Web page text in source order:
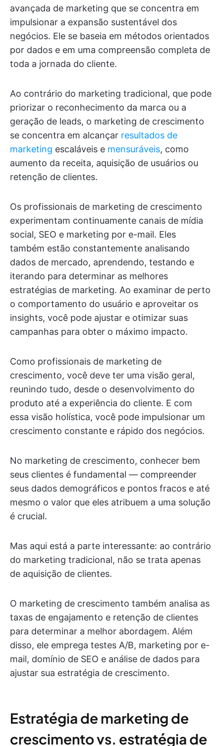
avançada de marketing que se concentra em
impulsionar a expansão sustentável dos
negócios. Ele se baseia em métodos orientados
por dados e em uma compreensão completa de
toda a jornada do cliente.
Ao contrário do marketing tradicional, que pode
priorizar o reconhecimento da marca ou a
geração de leads, o marketing de crescimento
se concentra em alcançar resultados de
marketing escaláveis e mensuráveis, como
aumento da receita, aquisição de usuários ou
retenção de clientes.
Os profissionais de marketing de crescimento
experimentam continuamente canais de mídia
social, SEO e marketing por e-mail. Eles
também estão constantemente analisando
dados de mercado, aprendendo, testando e
iterando para determinar as melhores
estratégias de marketing. Ao examinar de perto
o comportamento do usuário e aproveitar os
insights, você pode ajustar e otimizar suas
campanhas para obter o máximo impacto.
Como profissionais de marketing de
crescimento, você deve ter uma visão geral,
reunindo tudo, desde o desenvolvimento do
produto até a experiência do cliente. E com
essa visão holística, você pode impulsionar um
crescimento constante e rápido dos negócios.
No marketing de crescimento, conhecer bem
seus clientes é fundamental — compreender
seus dados demográficos e pontos fracos e até
mesmo o valor que eles atribuem a uma solução
é crucial.
Mas aqui está a parte interessante: ao contrário
do marketing tradicional, não se trata apenas
de aquisição de clientes.
O marketing de crescimento também analisa as
taxas de engajamento e retenção de clientes
para determinar a melhor abordagem. Além
disso, ele emprega testes A/B, marketing por e-
mail, domínio de SEO e análise de dados para
ajustar sua estratégia de crescimento.
Estratégia de marketing de
crescimento vs. estratégia de